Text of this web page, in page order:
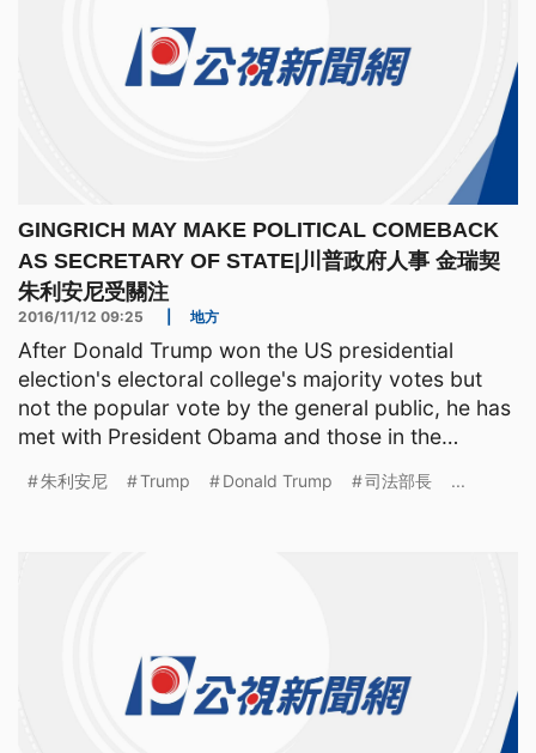
GINGRICH MAY MAKE POLITICAL COMEBACK
AS SECRETARY OF STATE|川普政府人事 金瑞契
朱利安尼受關注
2016/11/12 09:25 地方
After Donald Trump won the US presidential
election's electoral college's majority votes but
not the popular vote by the general public, he has
met with President Obama and those in the
朱利安尼 Trump Donald Trump 司法部長 ...